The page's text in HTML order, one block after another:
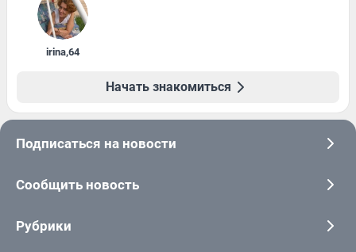
irina,64
Начать знакомиться
Подписаться на новости
Сообщить новость
Рубрики